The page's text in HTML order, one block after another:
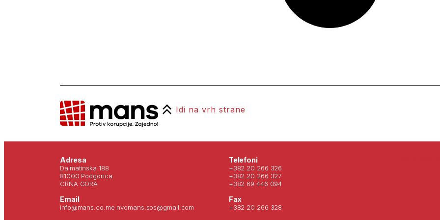
Idi na vrh strane
Adresa
Dalmatinska 188
81000 Podgorica
CRNA GORA
Email
info@mans.co.me nvomans.sos@gmail.com
Telefoni
+382 20 266 326
+382 20 266 327
+382 69 446 094
Fax
+382 20 266 328